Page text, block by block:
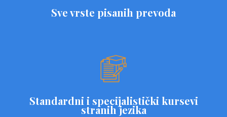
Sve vrste pisanih prevoda
Standardni i specijalistički kursevi
stranih jezika